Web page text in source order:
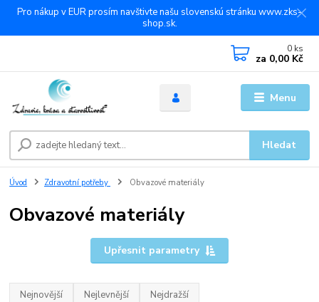
Pro nákup v EUR prosím navštivte našu slovenskú stránku www.zks-
shop.sk.
Menu
Hledat
0 ks
za 0,00 Kč
Úvod Zdravotní potřeby Obvazové materiály
Obvazové materiály
Upřesnit parametry
Nejnovější Nejlevnější Nejdražší